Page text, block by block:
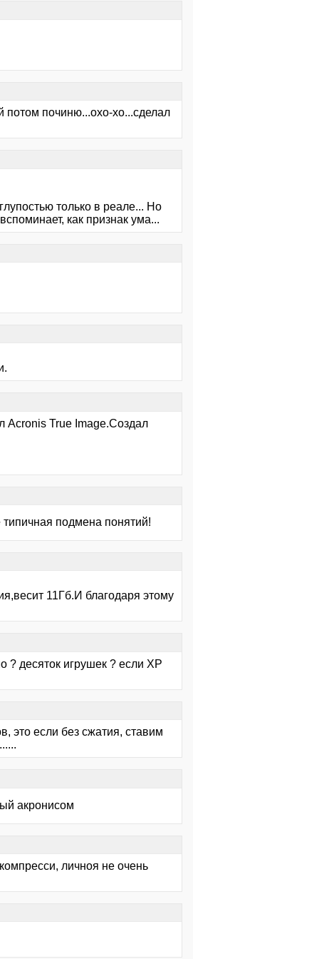
починю...охо-хо...сделал
только в реале... Но
как признак ума...
Acronis True Image.Создал
подмена понятий!
11Гб.И благодаря этому
? десяток игрушек ? если ХР
это если без сжатия, ставим
акронисом
личноя не очень